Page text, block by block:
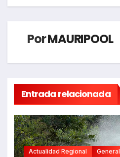
PorMAURIPOOL
Entrada relacionada
Actualidad Regional General